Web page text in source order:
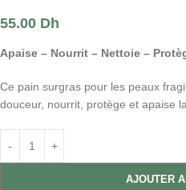
55.00 Dh
Apaise – Nourrit – Nettoie –
Ce pain surgras pour les peaux
douceur, nourrit, protège et apaise
AJOUTER